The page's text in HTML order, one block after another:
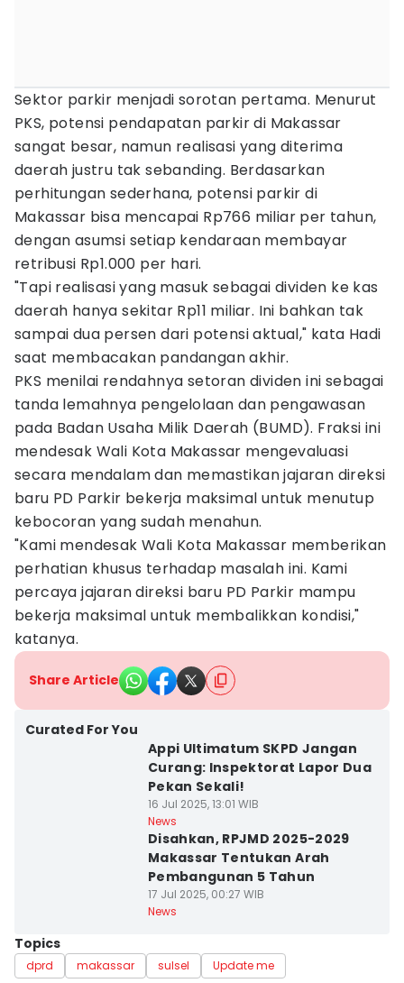
Sektor parkir menjadi sorotan pertama. Menurut
PKS, potensi pendapatan parkir di Makassar
sangat besar, namun realisasi yang diterima
daerah justru tak sebanding. Berdasarkan
perhitungan sederhana, potensi parkir di
Makassar bisa mencapai Rp766 miliar per tahun,
dengan asumsi setiap kendaraan membayar
retribusi Rp1.000 per hari.
"Tapi realisasi yang masuk sebagai dividen ke kas
daerah hanya sekitar Rp11 miliar. Ini bahkan tak
sampai dua persen dari potensi aktual," kata Hadi
saat membacakan pandangan akhir.
PKS menilai rendahnya setoran dividen ini sebagai
tanda lemahnya pengelolaan dan pengawasan
pada Badan Usaha Milik Daerah (BUMD). Fraksi ini
mendesak Wali Kota Makassar mengevaluasi
secara mendalam dan memastikan jajaran direksi
baru PD Parkir bekerja maksimal untuk menutup
kebocoran yang sudah menahun.
"Kami mendesak Wali Kota Makassar memberikan
perhatian khusus terhadap masalah ini. Kami
percaya jajaran direksi baru PD Parkir mampu
bekerja maksimal untuk membalikkan kondisi,"
katanya.
Share Article
Curated For You
Appi Ultimatum SKPD Jangan
Curang: Inspektorat Lapor Dua
Pekan Sekali!
16 Jul 2025, 13:01 WIB
News
Disahkan, RPJMD 2025-2029
Makassar Tentukan Arah
Pembangunan 5 Tahun
17 Jul 2025, 00:27 WIB
News
Topics
dprd makassar sulsel Update me